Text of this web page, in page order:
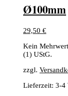
Ø100mm
29,50 €
Kein
(1) UStG.
zzgl.
Lieferzeit: 3-4